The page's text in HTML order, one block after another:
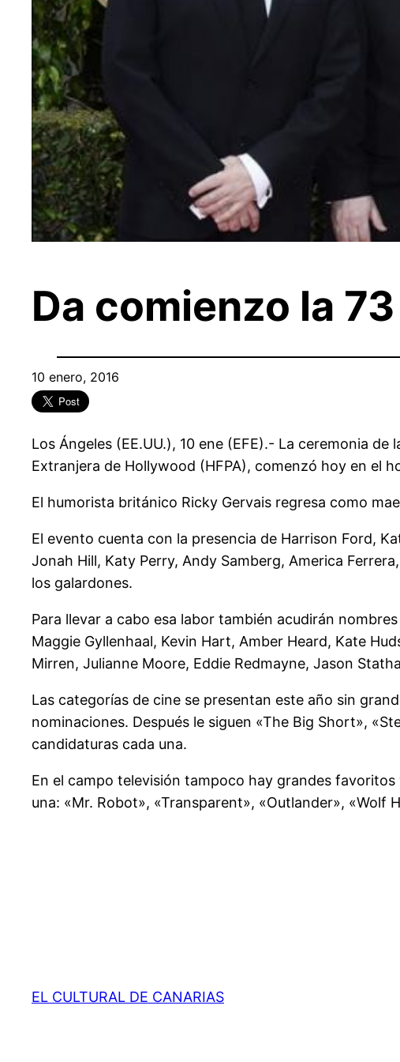
Da comienzo la
10 enero, 2016
Los Ángeles (EE.UU.), 10 ene (EFE).- La ceremonia
Extranjera de Hollywood (HFPA), comenzó hoy en el
El humorista británico Ricky Gervais regresa como
El evento cuenta con la presencia de Harrison Ford,
Jonah Hill, Katy Perry, Andy Samberg, America
los galardones.
Para llevar a cabo esa labor también acudirán
Maggie Gyllenhaal, Kevin Hart, Amber Heard, Kate
Mirren, Julianne Moore, Eddie Redmayne, Jason
Las categorías de cine se presentan este año sin
nominaciones. Después le siguen «The Big Short»,
candidaturas cada una.
En el campo televisión tampoco hay grandes
una: «Mr. Robot», «Transparent», «Outlander», «Wolf
EL CULTURAL DE CANARIAS